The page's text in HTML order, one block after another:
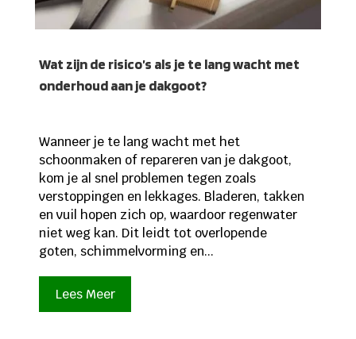
Wat zijn de risico’s als je te lang wacht met
onderhoud aan je dakgoot?
Wanneer je te lang wacht met het
schoonmaken of repareren van je dakgoot,
kom je al snel problemen tegen zoals
verstoppingen en lekkages. Bladeren, takken
en vuil hopen zich op, waardoor regenwater
niet weg kan. Dit leidt tot overlopende
goten, schimmelvorming en...
Lees Meer